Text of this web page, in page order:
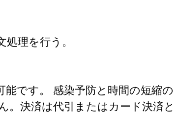
理を行う。
です。 感染予防と時間の短縮の
。決済は代引またはカード決済と